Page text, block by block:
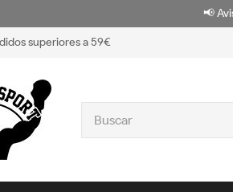
📢
superiores a 59€